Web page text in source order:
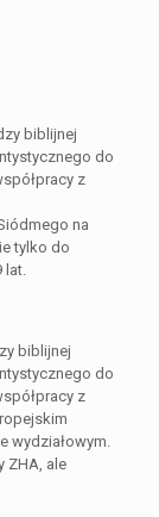
biblijnej
do
z
na
tylko do
lat.
biblijnej
do
z
wydziałowym.
ZHA, ale